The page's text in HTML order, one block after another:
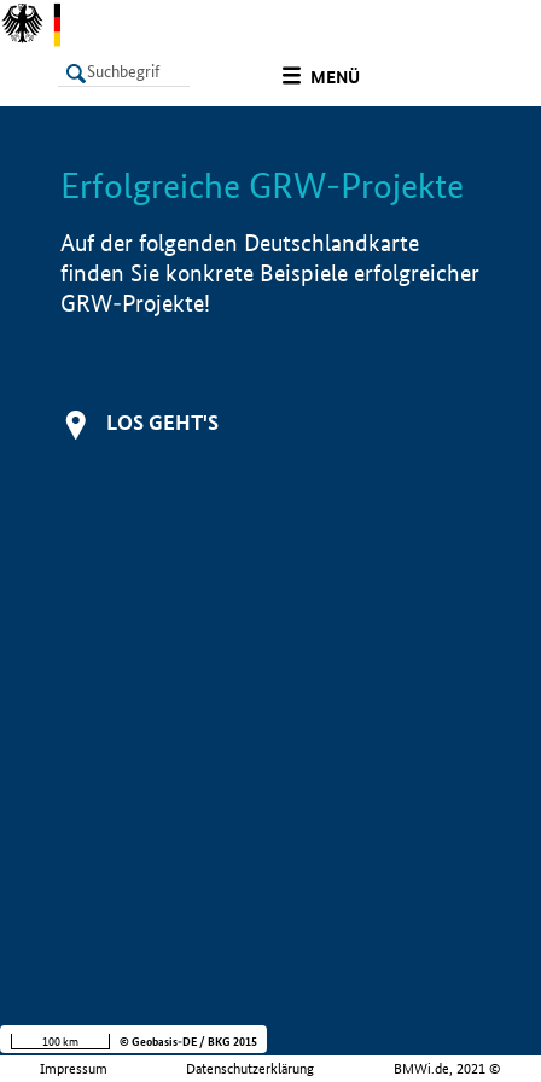
MENÜ
LISTE Info
Erfolgreiche GRW-Projekte
Auf der folgenden Deutschlandkarte
finden Sie konkrete Beispiele erfolgreicher
GRW-Projekte!
LOS GEHT'S
Impressum Datenschutzerklärung BMWi.de, 2021 ©
100 km © Geobasis-DE / BKG 2015